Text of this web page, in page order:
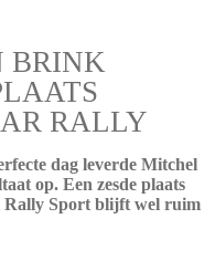
BRINK
RALLY
dag leverde Mitchel
op. Een zesde plaats
Rally Sport blijft wel ruim